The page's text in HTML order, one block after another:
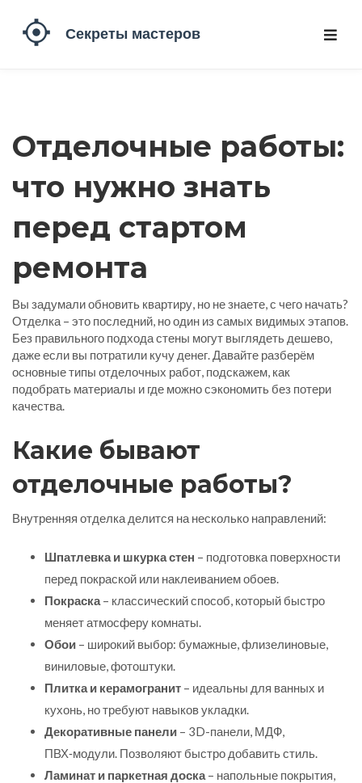
Отделочные работы:
что нужно знать
перед стартом
ремонта
Вы задумали обновить квартиру, но не знаете, с чего начать?
Отделка – это последний, но один из самых видимых этапов.
Без правильного подхода стены могут выглядеть дешево,
даже если вы потратили кучу денег. Давайте разберём
основные типы отделочных работ, подскажем, как
подобрать материалы и где можно сэкономить без потери
качества.
Какие бывают
отделочные работы?
Внутренняя отделка делится на несколько направлений:
Шпатлевка и шкурка стен – подготовка поверхности
перед покраской или наклеиванием обоев.
Покраска– классический способ, который быстро
меняет атмосферу комнаты.
Обои – широкий выбор: бумажные, флизелиновые,
виниловые, фотоштуки.
Плитка и керамогранит – идеальны для ванных и
кухонь, но требуют навыков укладки.
Декоративные панели – 3D-панели, МДФ,
ПВХ‑модули. Позволяют быстро добавить стиль.
Ламинат и паркетная доска– напольные покрытия,